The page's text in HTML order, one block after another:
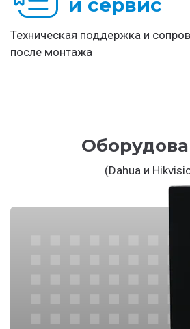
Техническая поддержка и
после монтажа
(Dahua и